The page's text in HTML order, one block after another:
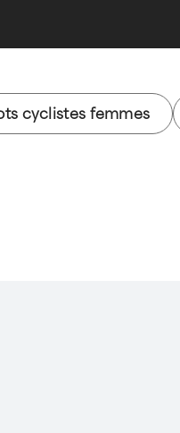
cyclistes femmes